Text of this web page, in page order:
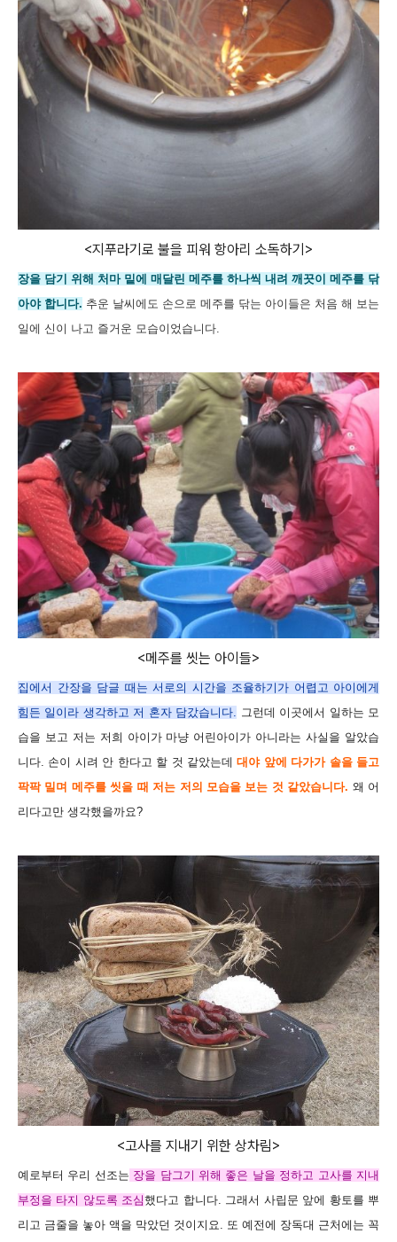
<지푸라기로 불을 피워 항아리 소독하기>
장을 담기 위해 처마 밑에 매달린 메주를 하나씩 내려 깨끗이 메주를 닦
아야 합니다. 추운 날씨에도 손으로 메주를 닦는 아이들은 처음 해 보는
일에 신이 나고 즐거운 모 습이었습니다.
<메주를 씻는 아이들>
집에서 간장을 담글 때는 서로의 시간을 조율하기가 어렵고 아이에게
힘든 일이라 생각하고 저 혼자 담갔습니다.
그런데 이곳에서 일하는 모
습을 보고 저는 저희 아이가 마냥 어린아이가 아니라는 사실을 알았습
니다. 손이 시려 안 한다고 할 것 같았는데대야 앞에 다가가 솔을 들고
팍팍 밀며 메주를 씻을 때 저는 저의 모습을 보는 것 같았습니다. 왜 어
리다고만 생각했을까요?
<고사를 지내기 위한 상차림>
예로부터 우리 선조는 장을 담그기 위해 좋은 날을 정하고 고사를 지내
부정을 타지 않도록 조심했다고 합니다. 그래서 사립문 앞에 황토를 뿌
리고 금줄을 놓아 액을 막았던 것이지요. 또 예전에 장독대 근처에는 꼭